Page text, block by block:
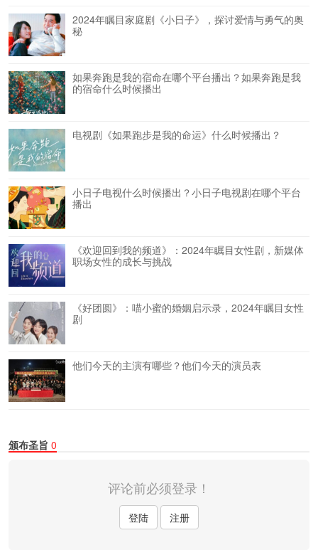
2024年瞩目家庭剧《小日子》，探讨爱情与勇气的奥
秘
如果奔跑是我的宿命在哪个平台播出？如果奔跑是我
的宿命什么时候播出
电视剧《如果跑步是我的命运》什么时候播出？
小日子电视什么时候播出？小日子电视剧在哪个平台
播出
《欢迎回到我的频道》：2024年瞩目女性剧，新媒体
职场女性的成长与挑战
《好团圆》：喵小蜜的婚姻启示录，2024年瞩目女性
剧
他们今天的主演有哪些？他们今天的演员表
颁布圣旨 0
评论前必须登录！
登陆 注册